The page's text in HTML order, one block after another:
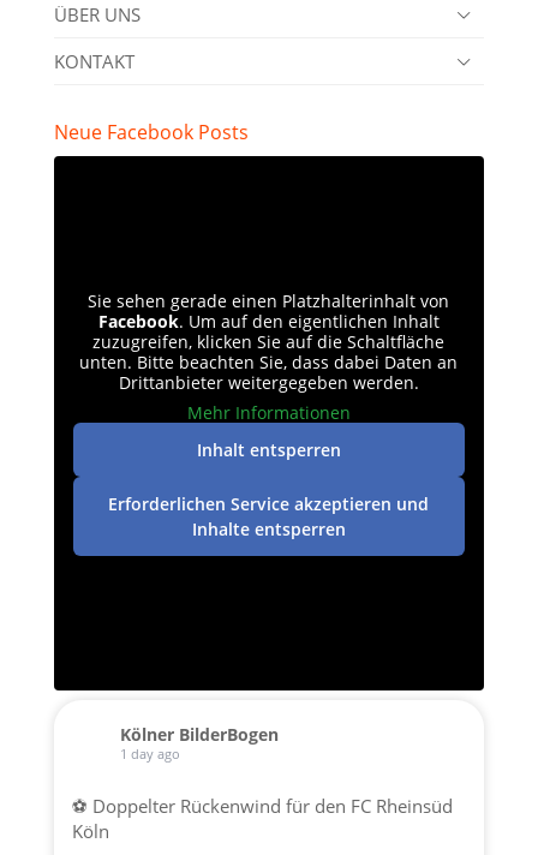
ÜBER UNS
KONTAKT
Neue Facebook Posts
Sie sehen gerade einen Platzhalterinhalt von
Facebook. Um auf den eigentlichen Inhalt
zuzugreifen, klicken Sie auf die Schaltfläche
unten. Bitte beachten Sie, dass dabei Daten an
Drittanbieter weitergegeben werden.
Mehr Informationen
Inhalt entsperren
Erforderlichen Service akzeptieren und
Inhalte entsperren
Kölner BilderBogen
1 day ago
⚽ Doppelter Rückenwind für den FC Rheinsüd
Köln